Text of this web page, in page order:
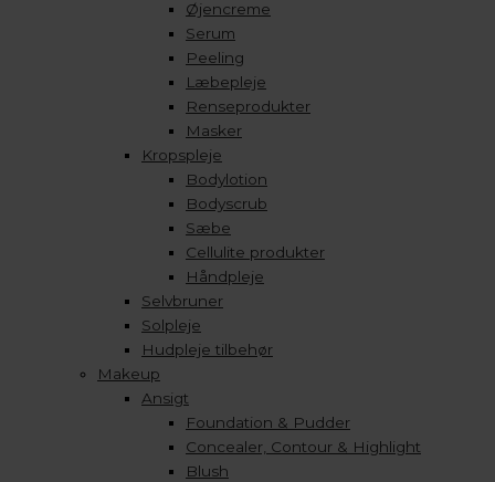
Øjencreme
Serum
Peeling
Læbepleje
Renseprodukter
Masker
Kropspleje
Bodylotion
Bodyscrub
Sæbe
Cellulite produkter
Håndpleje
Selvbruner
Solpleje
Hudpleje tilbehør
Makeup
Ansigt
Foundation & Pudder
Concealer, Contour & Highlight
Blush